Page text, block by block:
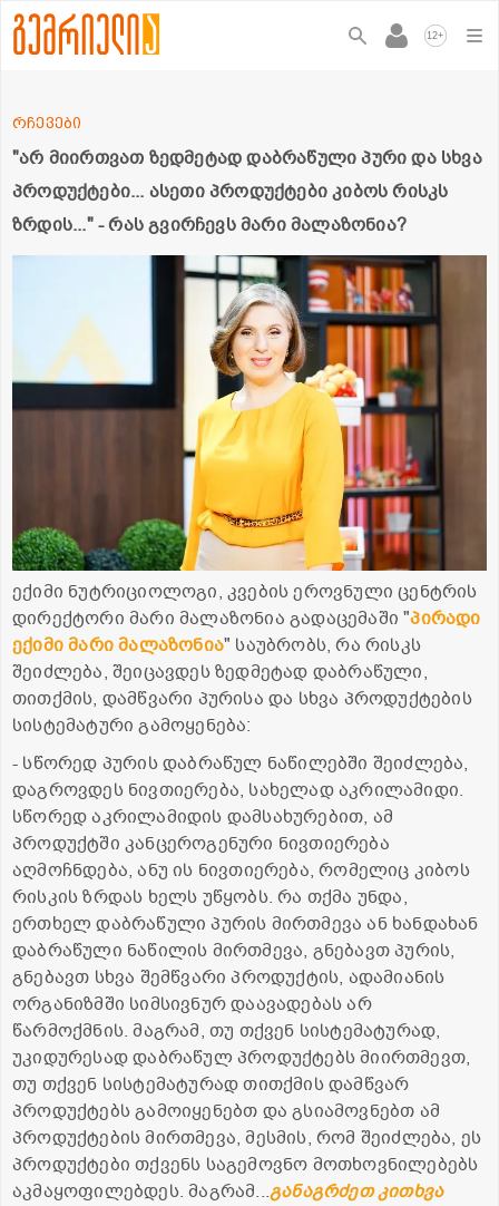
12+
"არ მიირთვათ ზედმეტად დაბრაწული პური და სხვა
პროდუქტები... ასეთი პროდუქტები კიბოს რისკს
ზრდის..." - რას გვირჩევს მარი მალაზონია?
რჩევები
ექიმი ნუტრიციოლოგი, კვების ეროვნული ცენტრის
დირექტორი მარი მალაზონია გადაცემაში "პირადი
ექიმი მარი მალაზონია" საუბრობს, რა რისკს
შეიძლება, შეიცავდეს ზედმეტად დაბრაწული,
თითქმის, დამწვარი პურისა და სხვა პროდუქტების
სისტემატური გამოყენება:
- სწორედ პურის დაბრაწულ ნაწილებში შეიძლება,
დაგროვდეს ნივთიერება, სახელად აკრილამიდი.
სწორედ აკრილამიდის დამსახურებით, ამ
პროდუქტში კანცეროგენური ნივთიერება
აღმოჩნდება, ანუ ის ნივთიერება, რომელიც კიბოს
რისკის ზრდას ხელს უწყობს. რა თქმა უნდა,
ერთხელ დაბრაწული პურის მირთმევა ან ხანდახან
დაბრაწული ნაწილის მირთმევა, გნებავთ პურის,
გნებავთ სხვა შემწვარი პროდუქტის, ადამიანის
ორგანიზმში სიმსივნურ დაავადებას არ
წარმოქმნის. მაგრამ, თუ თქვენ სისტემატურად,
უკიდურესად დაბრაწულ პროდუქტებს მიირთმევთ,
თუ თქვენ სისტემატურად თითქმის დამწვარ
პროდუქტებს გამოიყენებთ და გსიამოვნებთ ამ
პროდუქტების მირთმევა, მესმის, რომ შეიძლება, ეს
პროდუქტები თქვენს საგემოვნო მოთხოვნილებებს
აკმაყოფილებდეს. მაგრამ...განაგრძეთ კითხვა